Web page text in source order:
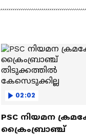
ബാലൻ
02:02
PSC നിയമന
ക്രൈംബ്രാഞ്ച്